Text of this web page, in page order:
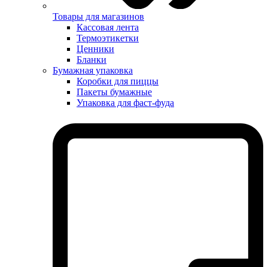
Товары для магазинов
Кассовая лента
Термоэтикетки
Ценники
Бланки
Бумажная упаковка
Коробки для пиццы
Пакеты бумажные
Упаковка для фаст-фуда